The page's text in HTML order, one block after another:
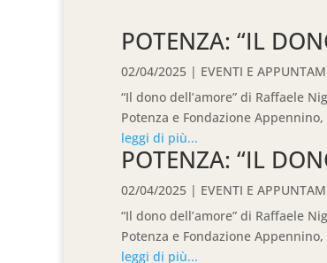
POTENZA: “IL
02/04/2025 | EVENTI E
“Il dono dell’amore” di Raffaele
Potenza e Fondazione
leggi di più...
POTENZA: “IL
02/04/2025 | EVENTI E
“Il dono dell’amore” di Raffaele
Potenza e Fondazione
leggi di più...